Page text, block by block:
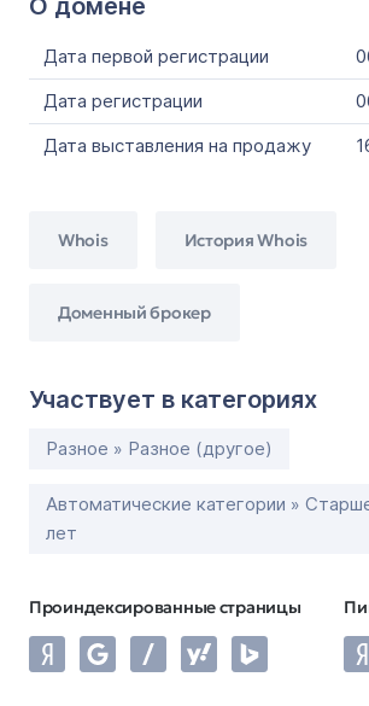
О домене
Дата первой регистрации
Дата регистрации
Дата выставления на продажу
Whois История Whois
Доменный брокер
Участвует в категориях
Разное » Разное (другое)
Автоматические категории »
лет
Проиндексированные страницы